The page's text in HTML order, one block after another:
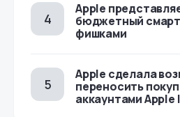
Apple
бюджетный
фишками
Apple сделала
переносить
аккаунтами Apple